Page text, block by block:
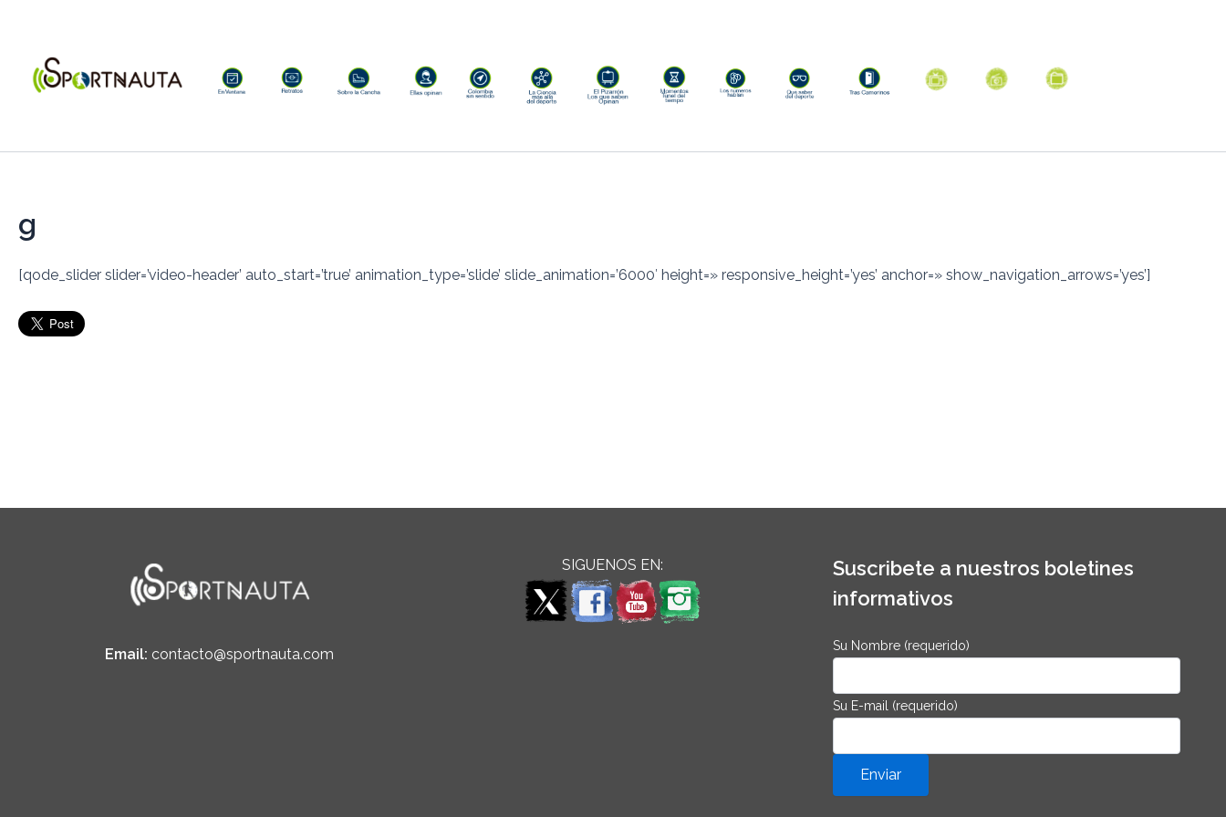
contenido
g
[qode_slider slider=’video-header’ auto_start=’true’ animation_type=’slide’ slide_animation=’6000′ height=» responsive_height=’yes’ anchor=» show_navigation_arrows=’yes’]
Email: contacto@sportnauta.com
SIGUENOS EN:
Suscribete a nuestros boletines
informativos
Su Nombre (requerido)
Su E-mail (requerido)